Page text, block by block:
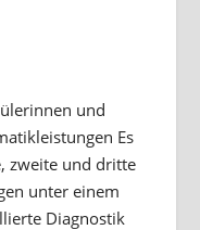
und
Es
zweite und dritte
unter einem
Diagnostik